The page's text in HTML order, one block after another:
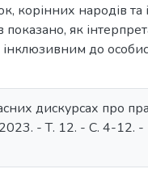
корінних народів та
показано, як
інклюзивним до
дискурсах про
- Т. 12. - С. 4-12. -